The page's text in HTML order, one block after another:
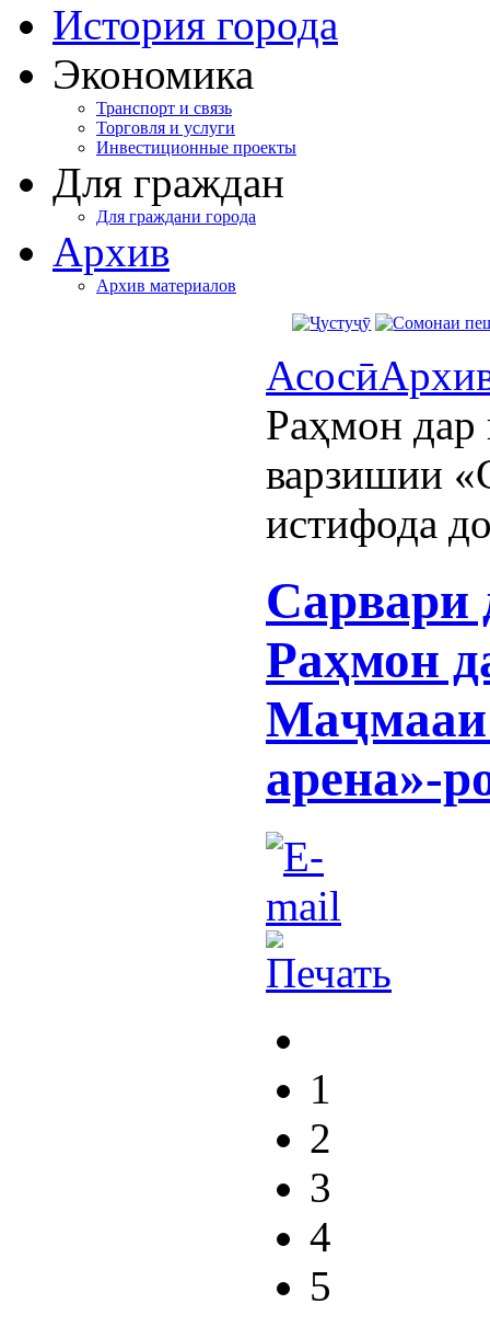
История города
Экономика
Транспорт и связь
Торговля и услуги
Инвестиционные проекты
Для граждан
Для граждани города
Архив
Архив материалов
Асосӣ
Раҳмон
варзишии
истифода
Сарвари
Раҳмон
Маҷмааи
арена»-
1
2
3
4
5